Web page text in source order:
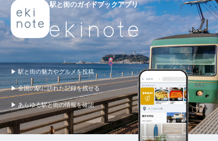
駅と街のガイドブックアプリ
▶ 駅と街の魅力やグルメを投稿
▶ 全国の駅に訪れた記録を残せる
▶ あらゆる駅と街の情報を確認